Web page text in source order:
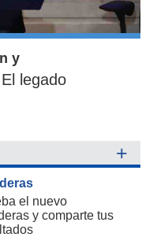
y
legado
+
el nuevo
y comparte tus